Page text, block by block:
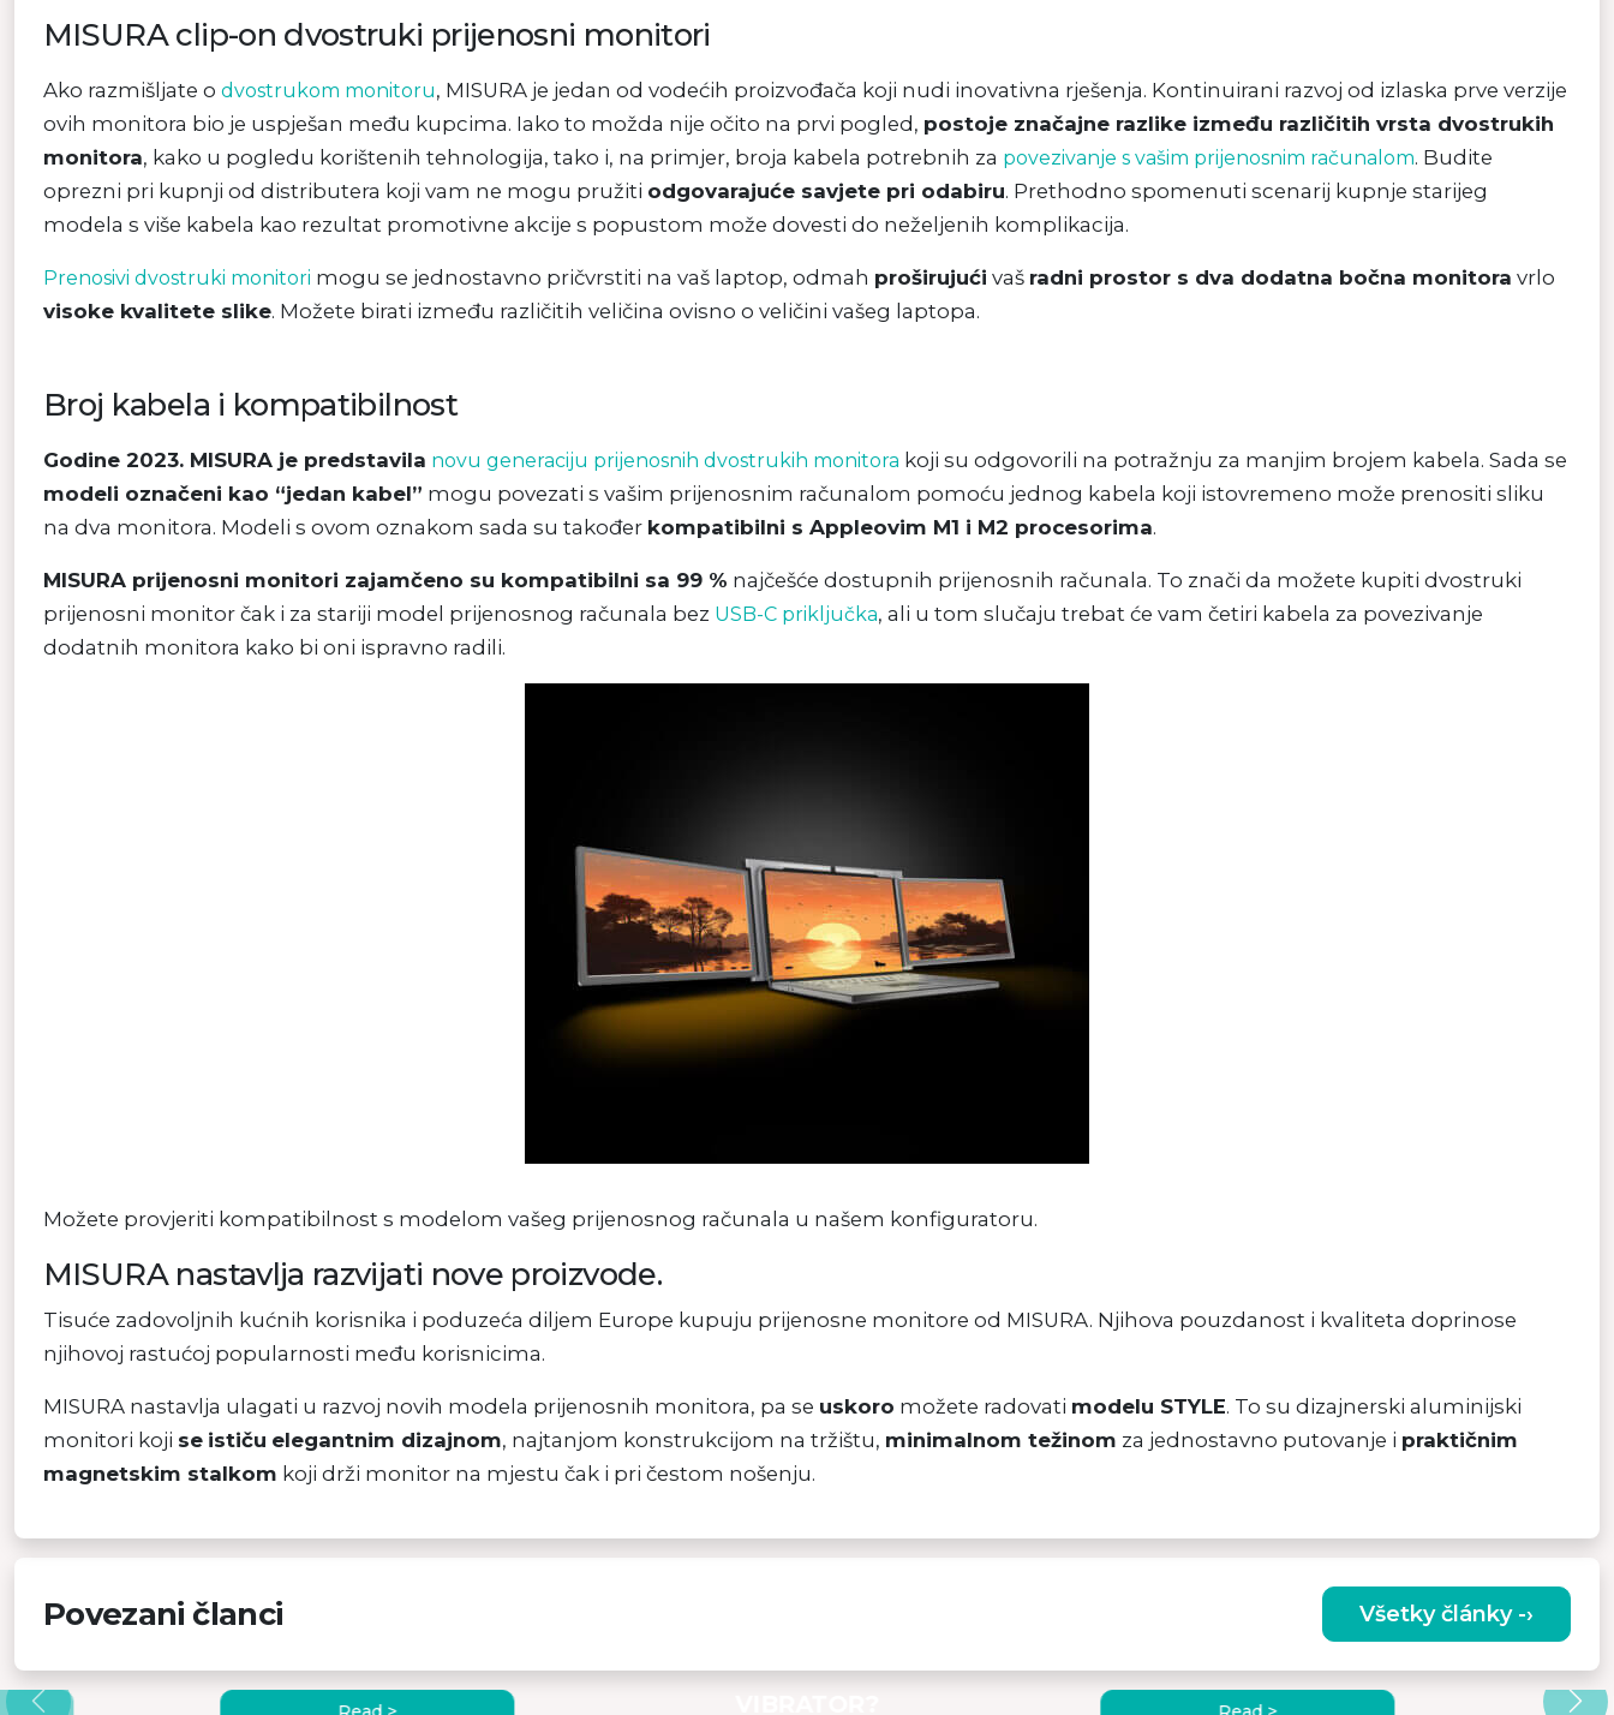
MISURA clip-on dvostruki prijenosni monitori
Ako razmišljate o dvostrukom monitoru, MISURA je jedan od vodećih proizvođača koji nudi inovativna rješenja. Kontinuirani razvoj od izlaska prve verzije
ovih monitora bio je uspješan među kupcima. Iako to možda nije očito na prvi pogled, postoje značajne razlike između različitih vrsta dvostrukih
monitora, kako u pogledu korištenih tehnologija, tako i, na primjer, broja kabela potrebnih za povezivanje s vašim prijenosnim računalom. Budite
oprezni pri kupnji od distributera koji vam ne mogu pružiti odgovarajuće savjete pri odabiru. Prethodno spomenuti scenarij kupnje starijeg
modela s više kabela kao rezultat promotivne akcije s popustom može dovesti do neželjenih komplikacija.
Prenosivi dvostruki monitori mogu se jednostavno pričvrstiti na vaš laptop, odmah proširujući vaš radni prostor s dva dodatna bočna monitora vrlo
visoke kvalitete slike. Možete birati između različitih veličina ovisno o veličini vašeg laptopa.
Broj kabela i kompatibilnost
Godine 2023. MISURA je predstavila novu generaciju prijenosnih dvostrukih monitora koji su odgovorili na potražnju za manjim brojem kabela. Sada se
modeli označeni kao “jedan kabel” mogu povezati s vašim prijenosnim računalom pomoću jednog kabela koji istovremeno može prenositi sliku
na dva monitora. Modeli s ovom oznakom sada su također kompatibilni s Appleovim M1 i M2 procesorima.
MISURA prijenosni monitori zajamčeno su kompatibilni sa 99 % najčešće dostupnih prijenosnih računala. To znači da možete kupiti dvostruki
prijenosni monitor čak i za stariji model prijenosnog računala bez USB-C priključka, ali u tom slučaju trebat će vam četiri kabela za povezivanje
dodatnih monitora kako bi oni ispravno radili.
Možete provjeriti kompatibilnost s modelom vašeg prijenosnog računala u našem konfiguratoru.
MISURA nastavlja razvijati nove proizvode.
Tisuće zadovoljnih kućnih korisnika i poduzeća diljem Europe kupuju prijenosne monitore od MISURA. Njihova pouzdanost i kvaliteta doprinose
njihovoj rastućoj popularnosti među korisnicima.
MISURA nastavlja ulagati u razvoj novih modela prijenosnih monitora, pa se uskoro možete radovati modelu STYLE. To su dizajnerski aluminijski
monitori koji se ističu elegantnim dizajnom, najtanjom konstrukcijom na tržištu, minimalnom težinom za jednostavno putovanje i praktičnim
magnetskim stalkom koji drži monitor na mjestu čak i pri čestom nošenju.
Povezani članci Všetky články -›
MONITORA NA LAPTOP
VISOKOKVALITETNI MASAŽNI
KAKO PRAVILNO KORISTITI
RUČNI MASAŽER?